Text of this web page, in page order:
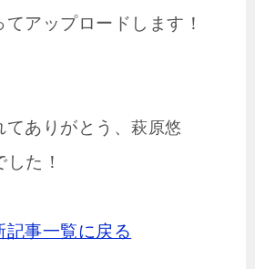
アップロードします！
てありがとう、萩原悠
した！
記事一覧に戻る